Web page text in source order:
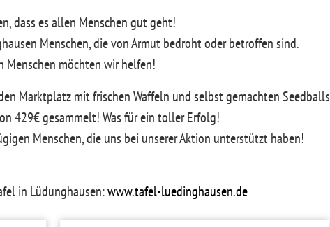
dass es allen Menschen gut geht!
Menschen, die von Armut bedroht oder betroffen sind.
Menschen möchten wir helfen!
Marktplatz mit frischen Waffeln und selbst gemachten Seedballs
429€ gesammelt! Was für ein toller Erfolg!
Menschen, die uns bei unserer Aktion unterstützt haben!
in Lüdunghausen:www.tafel-luedinghausen.de